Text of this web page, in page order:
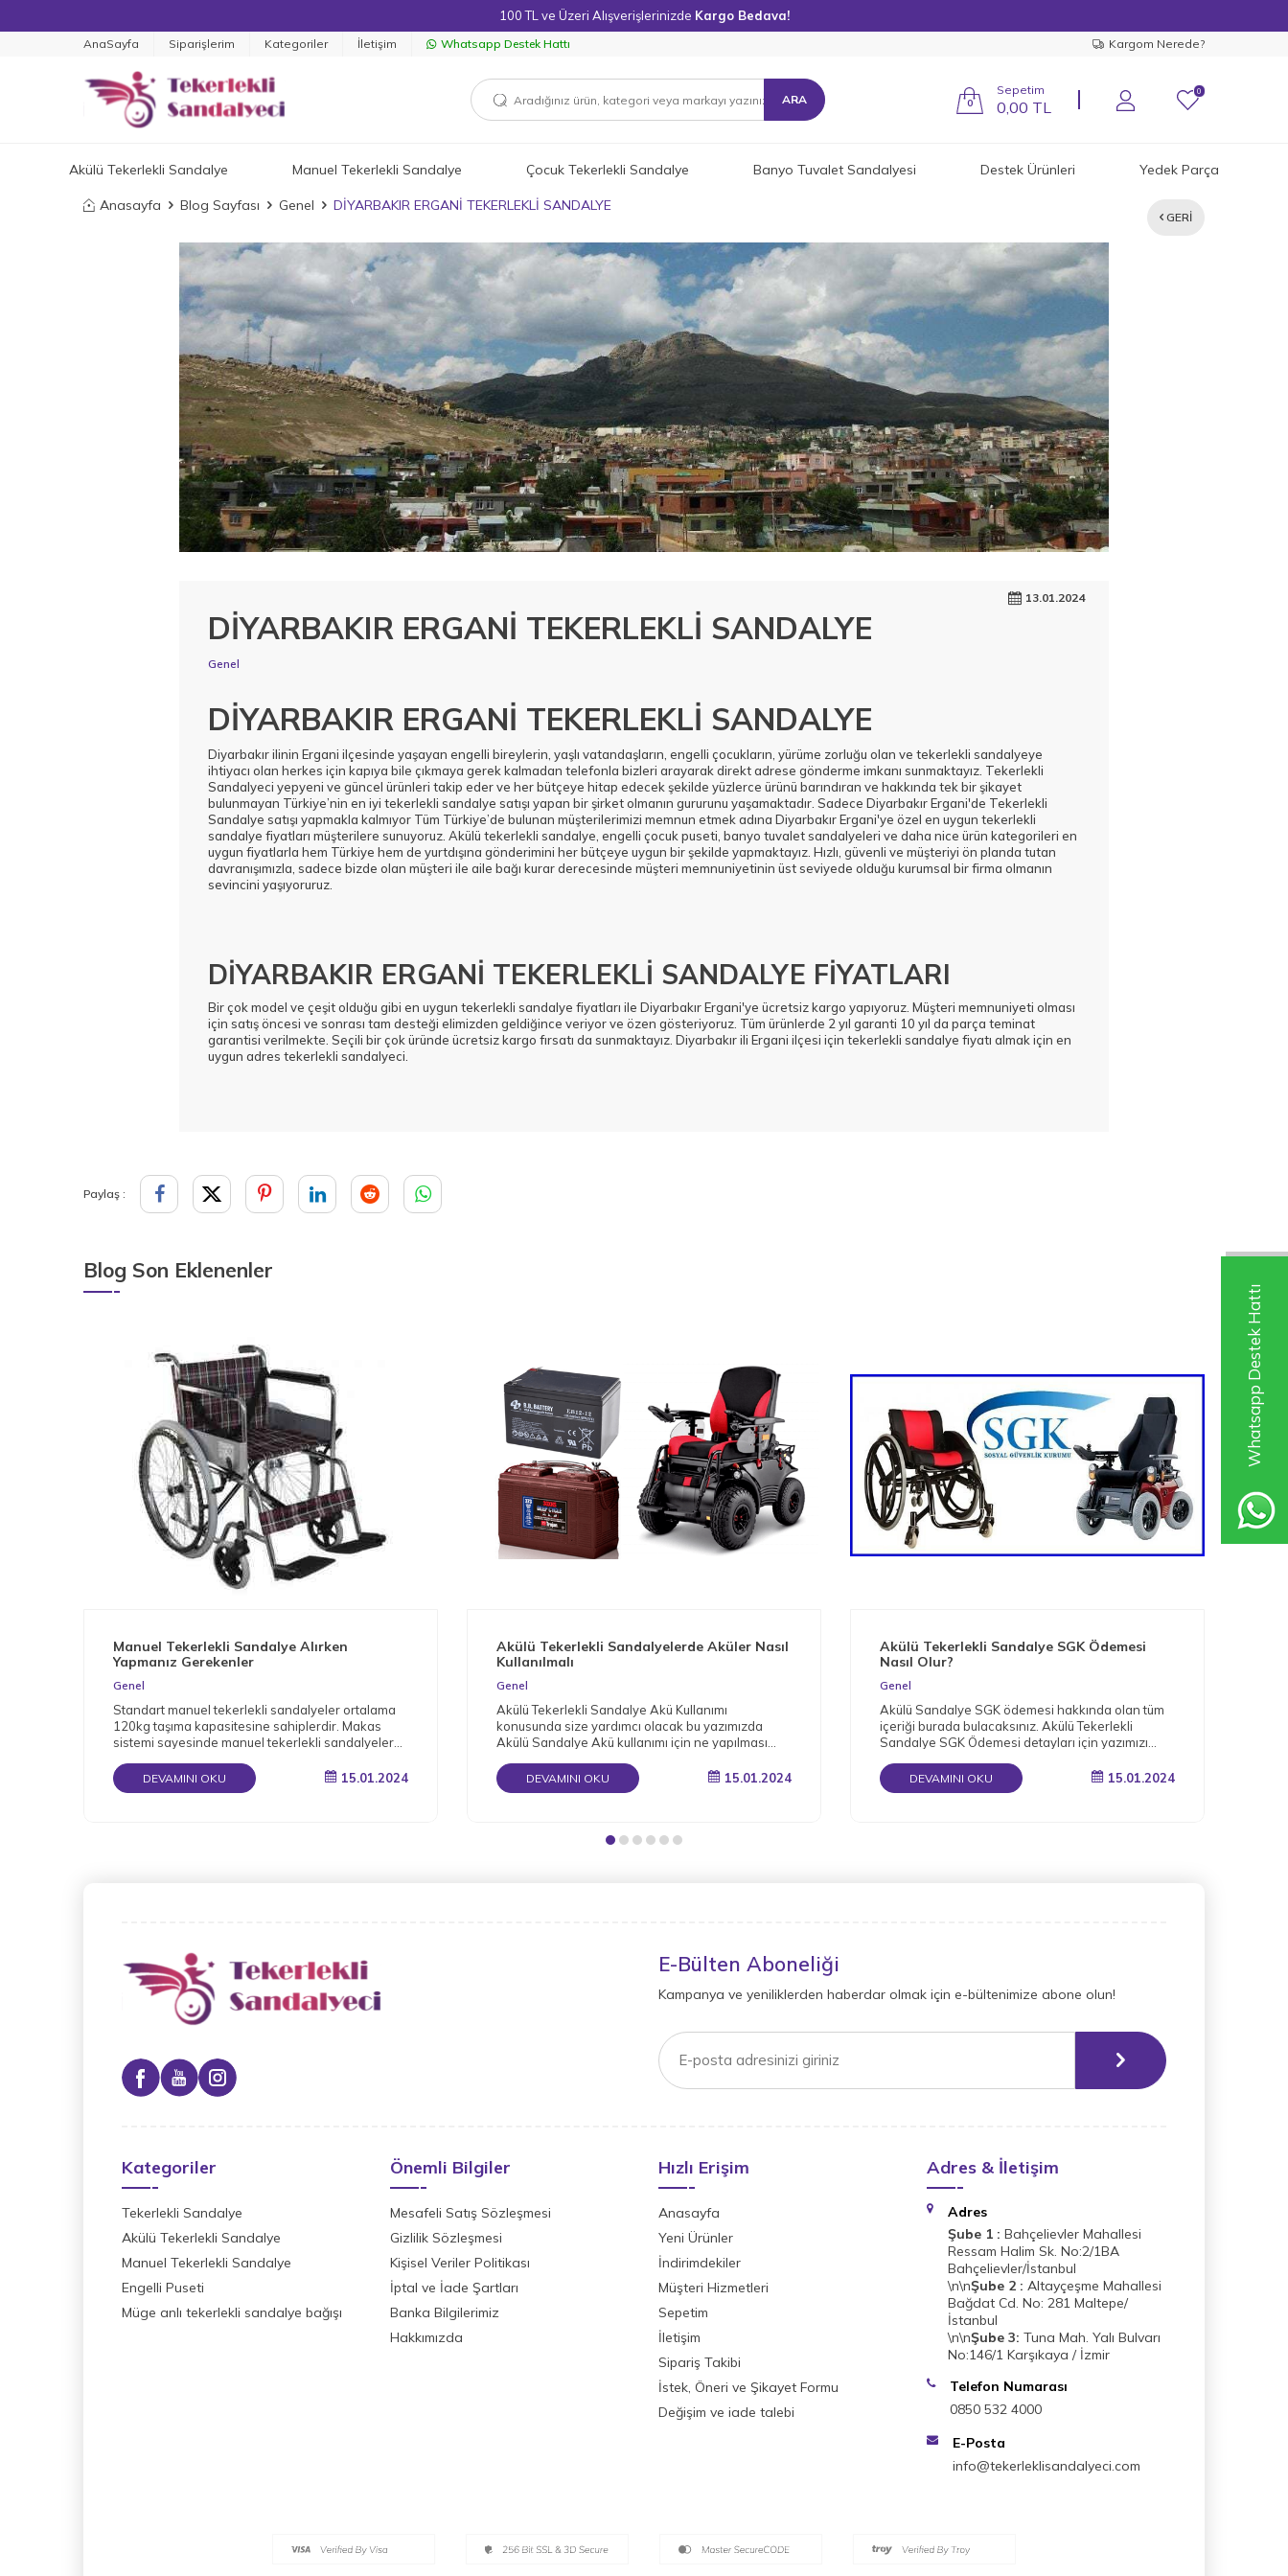
Whatsapp Destek Hattı
100 TL ve Üzeri Alışverişlerinizde Kargo Bedava!
AnaSayfa Siparişlerim Kategoriler İletişim Whatsapp Destek Hattı Kargom Nerede?
ARA 0
Sepetim
0,00 TL
0
Akülü Tekerlekli Sandalye Manuel Tekerlekli Sandalye Çocuk Tekerlekli Sandalye Banyo Tuvalet Sandalyesi Destek Ürünleri Yedek Parça
Anasayfa Blog Sayfası Genel DİYARBAKIR ERGANİ TEKERLEKLİ SANDALYE
GERI
13.01.2024
DİYARBAKIR ERGANİ TEKERLEKLİ SANDALYE
Genel
DİYARBAKIR ERGANİ TEKERLEKLİ SANDALYE
Diyarbakır ilinin Ergani ilçesinde yaşayan engelli bireylerin, yaşlı vatandaşların, engelli çocukların, yürüme zorluğu olan ve tekerlekli sandalyeye
ihtiyacı olan herkes için kapıya bile çıkmaya gerek kalmadan telefonla bizleri arayarak direkt adrese gönderme imkanı sunmaktayız. Tekerlekli
Sandalyeci yepyeni ve güncel ürünleri takip eder ve her bütçeye hitap edecek şekilde yüzlerce ürünü barındıran ve hakkında tek bir şikayet
bulunmayan Türkiye’nin en iyi tekerlekli sandalye satışı yapan bir şirket olmanın gururunu yaşamaktadır. Sadece Diyarbakır Ergani'de Tekerlekli
Sandalye satışı yapmakla kalmıyor Tüm Türkiye’de bulunan müşterilerimizi memnun etmek adına Diyarbakır Ergani'ye özel en uygun tekerlekli
sandalye fiyatları müşterilere sunuyoruz. Akülü tekerlekli sandalye, engelli çocuk puseti, banyo tuvalet sandalyeleri ve daha nice ürün kategorileri en
uygun fiyatlarla hem Türkiye hem de yurtdışına gönderimini her bütçeye uygun bir şekilde yapmaktayız. Hızlı, güvenli ve müşteriyi ön planda tutan
davranışımızla, sadece bizde olan müşteri ile aile bağı kurar derecesinde müşteri memnuniyetinin üst seviyede olduğu kurumsal bir firma olmanın
sevincini yaşıyoruruz.
DİYARBAKIR ERGANİ TEKERLEKLİ SANDALYE FİYATLARI
Bir çok model ve çeşit olduğu gibi en uygun tekerlekli sandalye fiyatları ile Diyarbakır Ergani'ye ücretsiz kargo yapıyoruz. Müşteri memnuniyeti olması
için satış öncesi ve sonrası tam desteği elimizden geldiğince veriyor ve özen gösteriyoruz. Tüm ürünlerde 2 yıl garanti 10 yıl da parça teminat
garantisi verilmekte. Seçili bir çok üründe ücretsiz kargo fırsatı da sunmaktayız. Diyarbakır ili Ergani ilçesi için tekerlekli sandalye fiyatı almak için en
uygun adres tekerlekli sandalyeci.
Paylaş :
Blog Son Eklenenler
Manuel Tekerlekli Sandalye Alırken
Yapmanız Gerekenler
Genel
Standart manuel tekerlekli sandalyeler ortalama
120kg taşıma kapasitesine sahiplerdir. Makas
sistemi sayesinde manuel tekerlekli sandalyeler
DEVAMINI OKU 15.01.2024
Akülü Tekerlekli Sandalyelerde Aküler Nasıl
Kullanılmalı
Genel
Akülü Tekerlekli Sandalye Akü Kullanımı
konusunda size yardımcı olacak bu yazımızda
Akülü Sandalye Akü kullanımı için ne yapılması
DEVAMINI OKU 15.01.2024
Akülü Tekerlekli Sandalye SGK Ödemesi
Nasıl Olur?
Genel
Akülü Sandalye SGK ödemesi hakkında olan tüm
içeriği burada bulacaksınız. Akülü Tekerlekli
Sandalye SGK Ödemesi detayları için yazımızı
DEVAMINI OKU 15.01.2024
E-Bülten Aboneliği
Kampanya ve yeniliklerden haberdar olmak için e-bültenimize abone olun!
Kategoriler
Tekerlekli Sandalye
Akülü Tekerlekli Sandalye
Manuel Tekerlekli Sandalye
Engelli Puseti
Müge anlı tekerlekli sandalye bağışı
Önemli Bilgiler
Mesafeli Satış Sözleşmesi
Gizlilik Sözleşmesi
Kişisel Veriler Politikası
İptal ve İade Şartları
Banka Bilgilerimiz
Hakkımızda
Hızlı Erişim
Anasayfa
Yeni Ürünler
İndirimdekiler
Müşteri Hizmetleri
Sepetim
İletişim
Sipariş Takibi
İstek, Öneri ve Şikayet Formu
Değişim ve iade talebi
Adres & İletişim
Adres
Şube 1 : Bahçelievler Mahallesi
Ressam Halim Sk. No:2/1BA
Bahçelievler/İstanbul
\n\nŞube 2 : Altayçeşme Mahallesi
Bağdat Cd. No: 281 Maltepe/
İstanbul
\n\nŞube 3: Tuna Mah. Yalı Bulvarı
No:146/1 Karşıkaya / İzmir
Telefon Numarası
0850 532 4000
E-Posta
info@tekerleklisandalyeci.com